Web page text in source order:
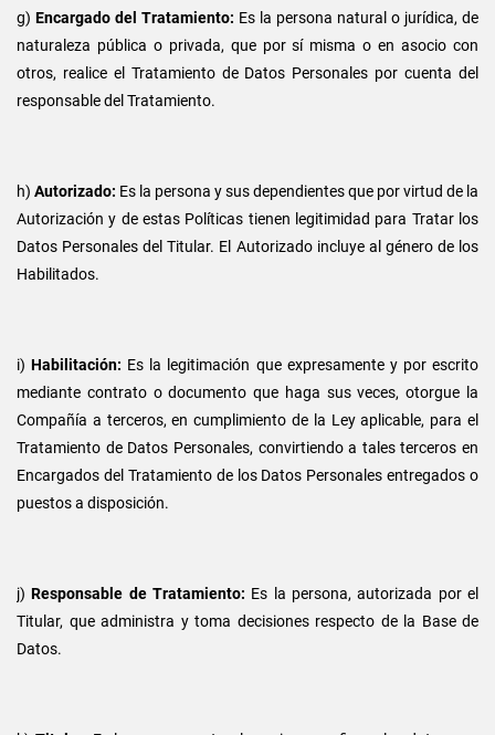
g) Encargado del Tratamiento: Es la persona natural o jurídica, de
naturaleza pública o privada, que por sí misma o en asocio con
otros, realice el Tratamiento de Datos Personales por cuenta del
responsable del Tratamiento.
h) Autorizado: Es la persona y sus dependientes que por virtud de la
Autorización y de estas Políticas tienen legitimidad para Tratar los
Datos Personales del Titular. El Autorizado incluye al género de los
Habilitados.
i)Habilitación: Es la legitimación que expresamente y por escrito
mediante contrato o documento que haga sus veces, otorgue la
Compañía a terceros, en cumplimiento de la Ley aplicable, para el
Tratamiento de Datos Personales, convirtiendo a tales terceros en
Encargados del Tratamiento de los Datos Personales entregados o
puestos a disposición.
j)Responsable de Tratamiento: Es la persona, autorizada por el
Titular, que administra y toma decisiones respecto de la Base de
Datos.